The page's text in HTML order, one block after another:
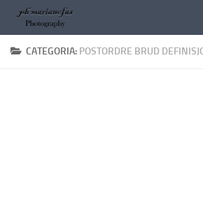
Salta al contenuto
CATEGORIA: POSTORDRE BRUD